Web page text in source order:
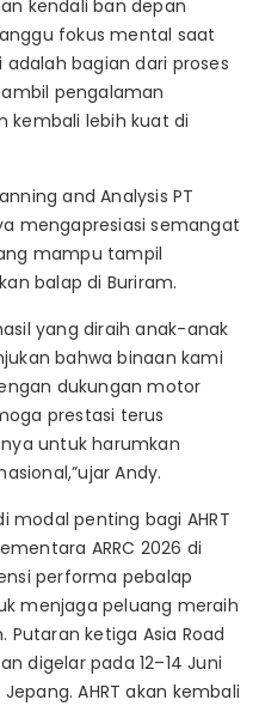
kendali ban depan
fokus mental saat
bagian dari proses
pengalaman
kembali lebih kuat di
and Analysis PT
mengapresiasi semangat
mampu tampil
balap di Buriram.
yang diraih anak-anak
bahwa binaan kami
dukungan motor
prestasi terus
untuk harumkan
Andy.
modal penting bagi AHRT
ARRC 2026 di
performa pebalap
menjaga peluang meraih
ketiga Asia Road
digelar pada 12–14 Juni
AHRT akan kembali